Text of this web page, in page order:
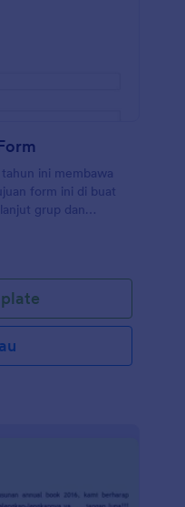
ini membawa
form ini di buat
grup dan
serta memahami
semua